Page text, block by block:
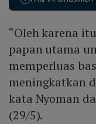
pelaku pasar.
VII.5, dilakukan
“Oleh karena
papan utama
memperluas
meningkatkan
kata Nyoman
(29/5).